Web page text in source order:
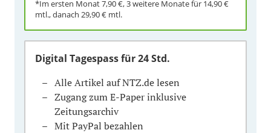
*Im ersten Monat7,90 €, 3 weitere Monate für 14,90 €
mtl., danach 29,90 € mtl.
Digital Tagespassfür 24 Std.
Alle Artikel auf NTZ.de lesen
Zugang zum E-Paper inklusive
Zeitungsarchiv
Mit PayPal bezahlen